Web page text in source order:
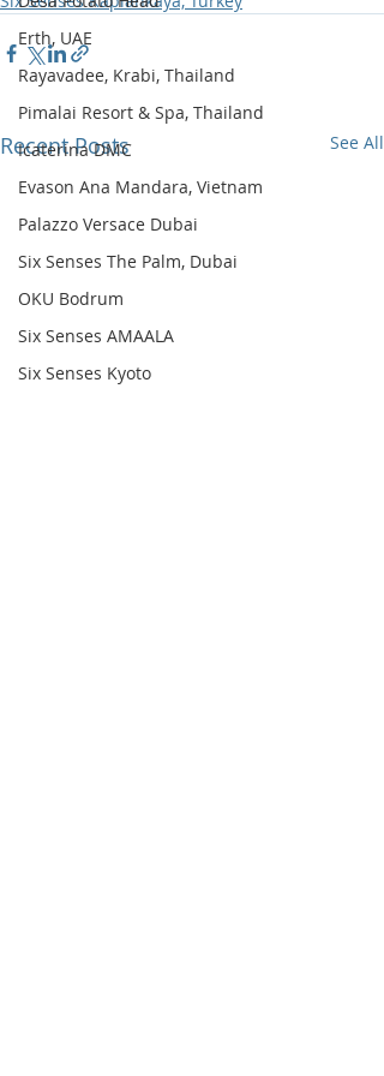
Erth, UAE
Rayavadee, Krabi, Thailand
Pimalai Resort & Spa, Thailand
Icaterina DMC
Evason Ana Mandara, Vietnam
Palazzo Versace Dubai
Six Senses The Palm, Dubai
OKU Bodrum
Six Senses AMAALA
Six Senses Kyoto
Recent Posts See All